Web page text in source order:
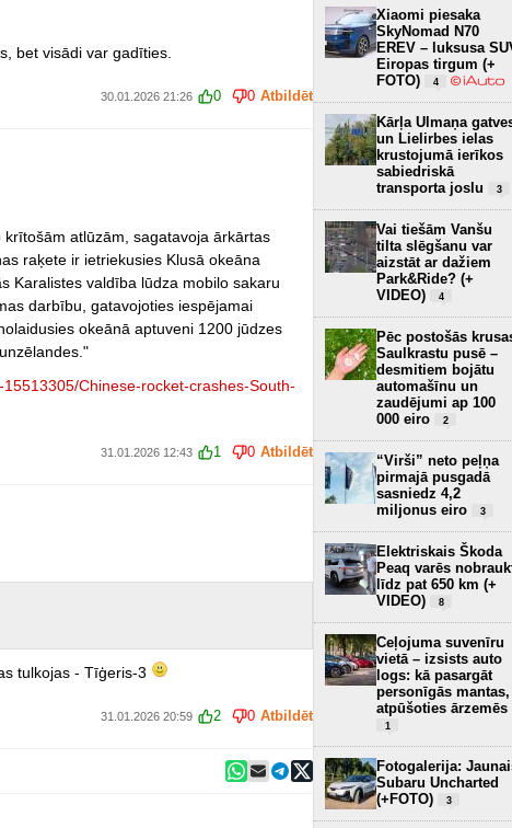
bet visādi var gadīties.
30.01.2026 21:26 0 0 Atbildēt
atlūzām, sagatavoja ārkārtas
raķete ir ietriekusies Klusā okeāna
Karalistes valdība lūdza mobilo sakaru
darbību, gatavojoties iespējamai
okeānā aptuveni 1200 jūdzes
Chinese-rocket-crashes-South-
31.01.2026 12:43 1 0 Atbildēt
tulkojas - Tīģeris-3
31.01.2026 20:59 2 0 Atbildēt
Xiaomi piesaka
SkyNomad N70
EREV – luksusa
Eiropas tirgum (+
FOTO)
4
Kārļa Ulmaņa
un Lielirbes ielas
krustojumā ierīkos
sabiedriskā
transporta joslu
3
Vai tiešām Vanšu
tilta slēgšanu var
aizstāt ar dažiem
Park&Ride? (+
VIDEO)
4
Pēc postošās
Saulkrastu pusē –
desmitiem bojātu
automašīnu un
zaudējumi ap 100
000 eiro
2
“Virši” neto peļņa
pirmajā pusgadā
sasniedz 4,2
miljonus eiro
3
Elektriskais Škoda
Peaq varēs
līdz pat 650 km (+
VIDEO)
8
Ceļojuma suvenīru
vietā – izsists auto
logs: kā pasargāt
personīgās mantas,
atpūšoties ārzemēs
1
Fotogalerija:
Subaru Uncharted
(+FOTO)
3